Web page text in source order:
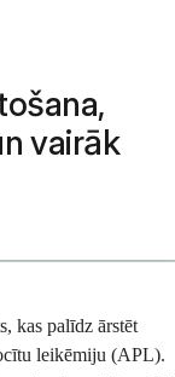
vairāk
kas palīdz ārstēt
leikēmiju (APL).